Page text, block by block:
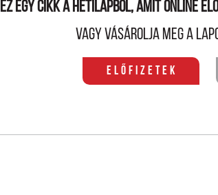
Ez egy cikk a hetilapból, amit online
Vagy vásárolja meg a
Előfizetek